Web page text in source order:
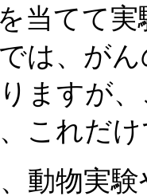
当てて
は、が
ますが
これだ
動物実